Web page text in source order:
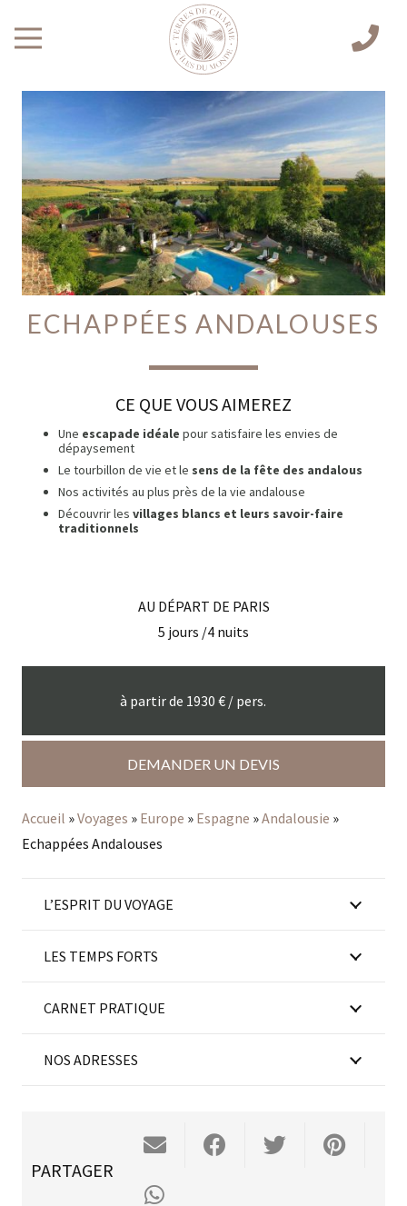
ECHAPPÉES ANDALOUSES
CE QUE VOUS AIMEREZ
Une escapade idéale pour satisfaire les envies de
dépaysement
Le tourbillon de vie et le sens de la fête des andalous
Nos activités au plus près de la vie andalouse
Découvrir les villages blancs et leurs savoir-faire
traditionnels
AU DÉPART DE PARIS
5 jours /4 nuits
à partir de 1930 € / pers.
DEMANDER UN DEVIS
Accueil »Voyages » Europe » Espagne »Andalousie »
Echappées Andalouses
L’ESPRIT DU VOYAGE
LES TEMPS FORTS
CARNET PRATIQUE
NOS ADRESSES
PARTAGER